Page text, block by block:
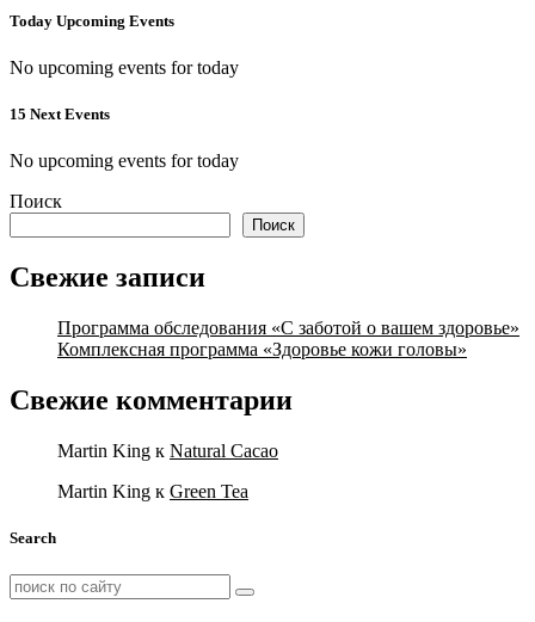
Today Upcoming Events
No upcoming events for today
15 Next Events
No upcoming events for today
Поиск
Поиск
Свежие записи
Программа обследования «С заботой о вашем здоровье»
Комплексная программа «Здоровье кожи головы»
Свежие комментарии
Martin King к Natural Cacao
Martin King к Green Tea
Search